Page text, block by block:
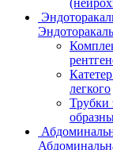
легкого
Трубки